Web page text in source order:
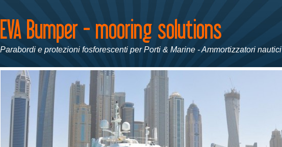
Parabordi e protezioni fosforescenti per Porti & Marine - Ammortizzatori nautici